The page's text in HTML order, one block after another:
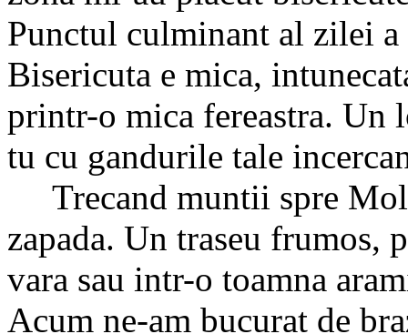
Punctul culminant al zilei
Bisericuta e mica,
printr-o mica fereastra. Un
tu cu gandurile tale
Trecand muntii spre
zapada. Un traseu frumos,
vara sau intr-o toamna
Acum ne-am bucurat de